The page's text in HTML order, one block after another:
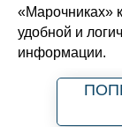
«Марочниках»
удобной и
информации.